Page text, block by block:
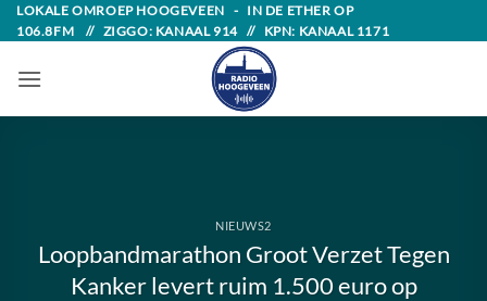
Skip
to
content
LOKALE OMROEP HOOGEVEEN - IN DE ETHER OP
106.8FM // ZIGGO: KANAAL 914 // KPN: KANAAL 1171
NIEUWS2
Loopbandmarathon Groot Verzet Tegen
Kanker levert ruim 1.500 euro op